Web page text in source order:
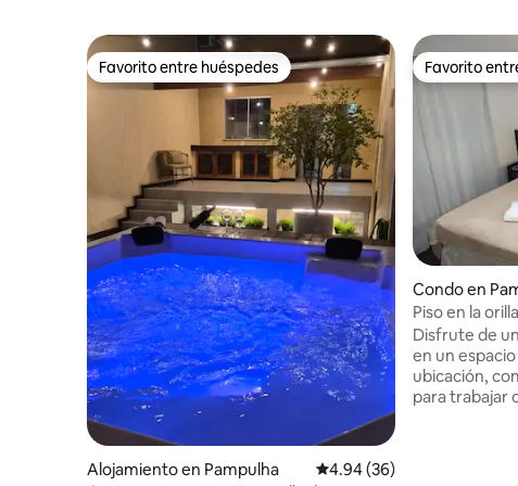
Favorito entre huéspedes
Favorito entre huéspedes
Alojamiento en Pampulha Calificación promedio: 4.94
4.94 (36)
Favorito
Favorito
Condo en
Piso en la
Disfrute de
en un
ubicación,
para trabajar